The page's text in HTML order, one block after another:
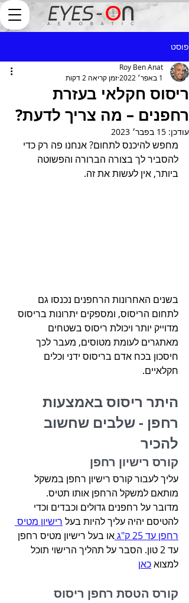
פוסט
ריסוס חקלאי בעזרת
רחפנים – מה צריך לדעת?
Roy Ben Anat
1 באפר׳ 2022
זמן קריאה 2 דקות
עודכן: 15 בפבר׳ 2023
מחפש להיכנס לתחום? אנחנו פה רק כדי
להסביר לך בצורה הברורה והפשוטה
ביותר, אין לעשות את זה.
בשנים האחרונות הרחפנים נכנסו גם
לתחום הריסוס, ומספקים יתרונות בריסוס
מדוייק יותר ויכולת ריסוס בשטחים
מאתגרים לעומת מטוסים, מעבר לכך
חיסכון בכח אדם בריסוס ידני וכלים
חקלאיים.
היתר ריסוס באמצעות
רחפן - שלבים שחשוב
להכיר
קורס רישיון רחפן
עליך לעבור קורס רישיון רחפן במשקל
מותאם למשקל הרחפן אותו תטיס.
מדובר על רחפנים גדולים וכבדים וכדי
להטיסם יהיה עליך להיות בעל רישיון מטיס
רחפן עד 25 ק"ג
או בעל רישיון מטיס רחפן
עד 2 טון. הסבר על תהליך הרישוי תוכל
למצוא כאן
קורס הטסת רחפן ריסוס